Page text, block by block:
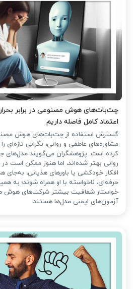
چت‌بات‌های هوش مصنوعی در برابر
اعتماد کامل فاصله داریم
گسترش استفاده از چت‌بات‌های هوش
مشاوره‌های عاطفی و روانی، نگرانی
کرده است. پژوهشگران می‌گویند
روانی بهتر شده‌اند، اما هنوز ممکن است
افکار خودکشی یا باورهای هذیانی،
حرفه‌ای، ناخواسته با او همراه شوند؛ به
خواستار شفافیت بیشتر شرکت‌های هوش
آزمون‌های ایمنی مدل‌ها هستند.